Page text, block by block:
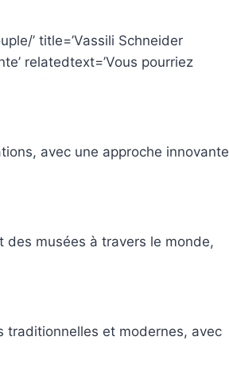
’ title=’Vassili Schneider
relatedtext=’Vous pourriez
avec une approche innovante
des musées à travers le monde,
traditionnelles et modernes, avec